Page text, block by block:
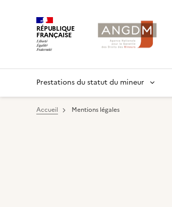
RÉPUBLIQUE
FRANÇAISE
Prestations du statut du mineur
Accueil Mentions légales